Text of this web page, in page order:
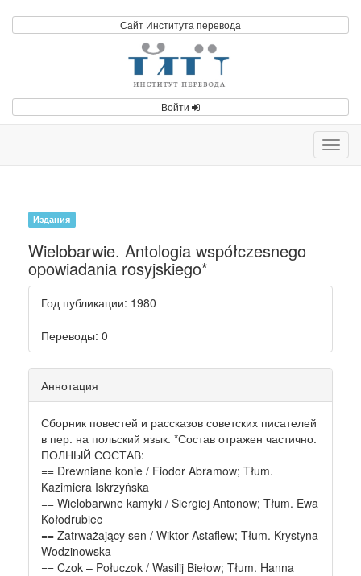
Сайт Института перевода
Войти
Издания
Wielobarwie. Antologia współczesnego
opowiadania rosyjskiego*
Год публикации: 1980
Переводы: 0
Аннотация
Сборник повестей и рассказов советских писателей
в пер. на польский язык. *Состав отражен частично.
ПОЛНЫЙ СОСТАВ:
== Drewniane konie / Fiodor Abramow; Tłum.
Kazimiera Iskrzyńska
== Wielobarwne kamyki / Siergiej Antonow; Tłum. Ewa
Kołodrubiec
== Zatrważający sen / Wiktor Astaflew; Tłum. Krystyna
Wodzinowska
== Czok – Połuczok / Wasilij Biełow; Tłum. Hanna